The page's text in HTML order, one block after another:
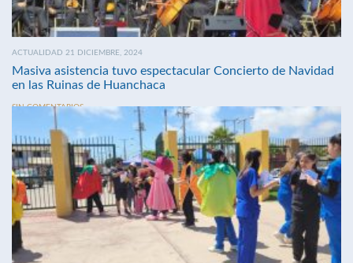
ACTUALIDAD 21 DICIEMBRE, 2024
Masiva asistencia tuvo espectacular Concierto de Navidad
en las Ruinas de Huanchaca
SIN COMENTARIOS